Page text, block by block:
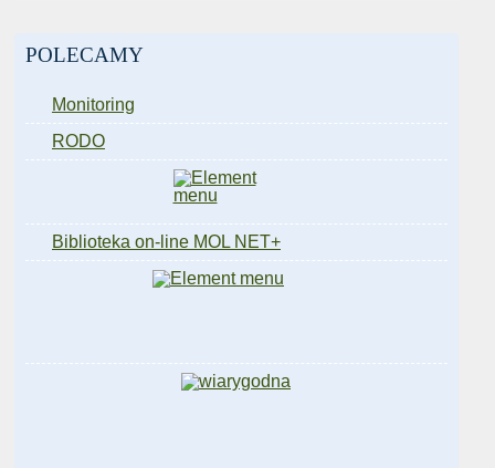
POLECAMY
Monitoring
RODO
Biblioteka on-line MOL NET+